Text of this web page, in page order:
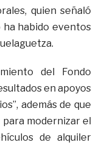
quien señaló
ha habido eventos
del Fondo
en apoyos
además de que
modernizar el
de alquiler